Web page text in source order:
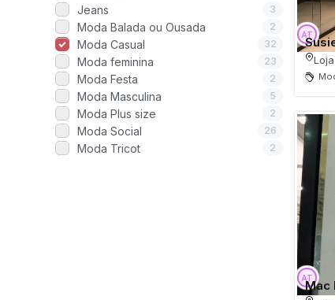
Moda Festa
Moda Balada ou Ousada
Moda Fitness
Moda Praia
Moda Tricot
Camisetas
Jeans 3
Moda Balada ou Ousada 2
Moda Casual 32
Moda feminina 23
Moda Festa 2
Moda Masculina 5
Moda Plus size 2
Moda Social 26
Moda Tricot 2
Mac